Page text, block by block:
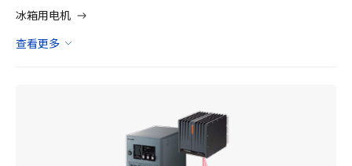
冰箱用电机
查看更多